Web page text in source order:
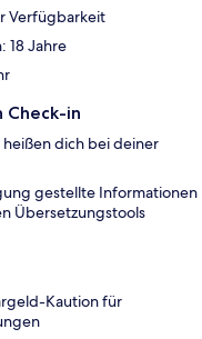
Verfügbarkeit
18 Jahre
Check-in
dich bei deiner
gestellte Informationen
Übersetzungstools
Kaution für